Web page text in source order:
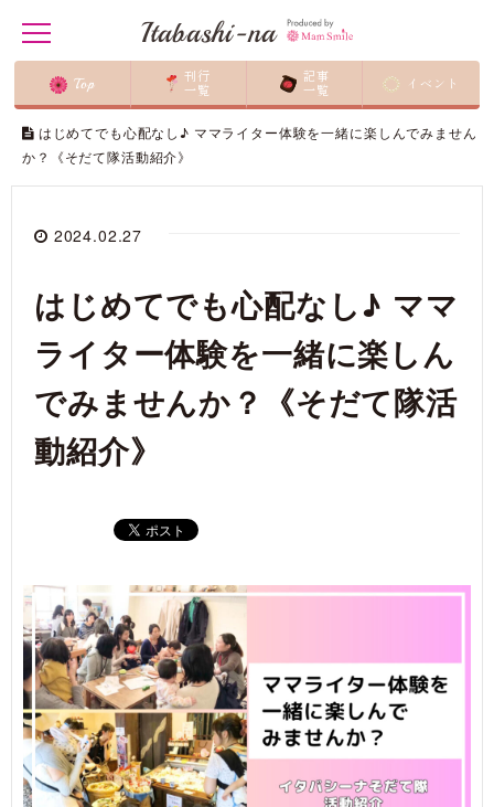
t
o
l
e
n
a
a
n
Itabashi-na
Top
刊行
一覧
記事
一覧
イベント
ホーム/ マム・スマイルの活動/
はじめてでも心配なし♪ ママライター体験を一緒に楽しんでみません
か？《そだて隊活動紹介》
2024.02.27
はじめてでも心配なし♪ ママ
ライター体験を一緒に楽しん
でみませんか？《そだて隊活
動紹介》